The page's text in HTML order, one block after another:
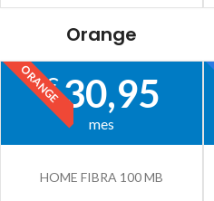
Orange
ORANGE
€30,95
mes
HOME FIBRA 100 MB